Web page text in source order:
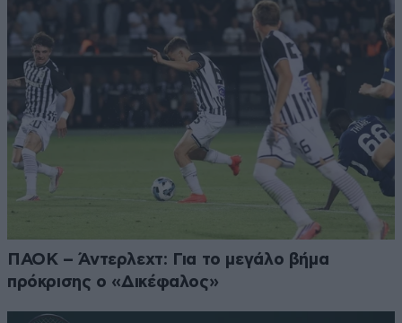
ΠΑΟΚ – Άντερλεχτ: Για το μεγάλο βήμα
πρόκρισης ο «Δικέφαλος»